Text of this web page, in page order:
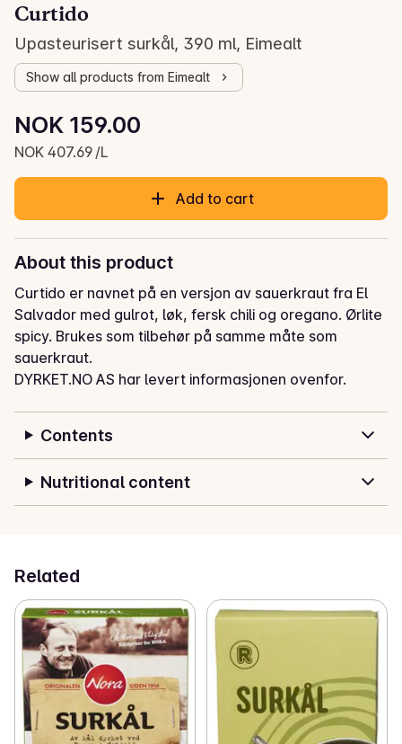
Curtido
Upasteurisert surkål, 390 ml, Eimealt
Show all products from Eimealt
Current price is: NOK 159.00
NOK 159.00
NOK 407.69 /L
Unit price: NOK 407.69 /L
Add to cart
About this product
Curtido er navnet på en versjon av sauerkraut fra El
Salvador med gulrot, løk, fersk chili og oregano. Ørlite
spicy. Brukes som tilbehør på samme måte som
sauerkraut.
DYRKET.NO AS har levert informasjonen ovenfor.
Contents
Nutritional content
Related